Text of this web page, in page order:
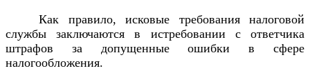
Как правило, исковые требования налоговой
службы заключаются в истребовании с ответчика
штрафов за допущенные ошибки в сфере
налогообложения.